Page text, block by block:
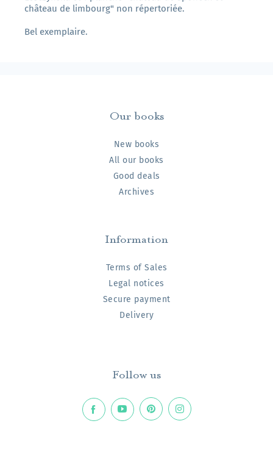
château de limbourg" non répertoriée.
Bel exemplaire.
Our books
New books
All our books
Good deals
Archives
Information
Terms of Sales
Legal notices
Secure payment
Delivery
Follow us